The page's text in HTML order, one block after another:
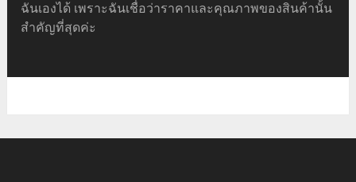
ฉันเองได้ เพราะฉันเชื่อว่าราคาและคุณภาพของสินค้านั้น
สำคัญที่สุดค่ะ